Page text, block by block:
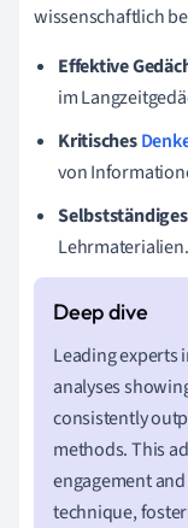
wissenschaftlich
Effektive
im
Kritisches
von
Lehrmaterialien.
Leading experts
analyses
consistently
methods. This
engagement and
technique,